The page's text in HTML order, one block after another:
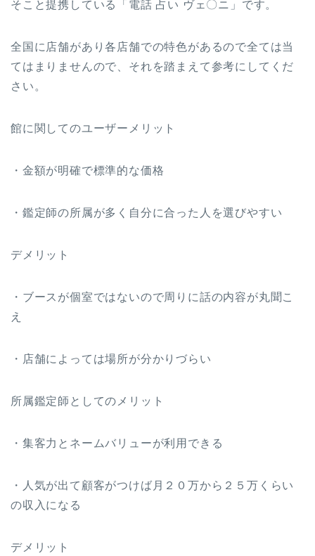
そこと提携している「電話 占い ヴェ〇ニ」です。
全国に店舗があり各店舗での特色があるので全ては当
てはまりませんので、それを踏まえて参考にしてくだ
さい。
館に関してのユーザーメリット
・金額が明確で標準的な価格
・鑑定師の所属が多く自分に合った人を選びやすい
デメリット
・ブースが個室ではないので周りに話の内容が丸聞こ
え
・店舗によっては場所が分かりづらい
所属鑑定師としてのメリット
・集客力とネームバリューが利用できる
・人気が出て顧客がつけば月２０万から２５万くらい
の収入になる
デメリット